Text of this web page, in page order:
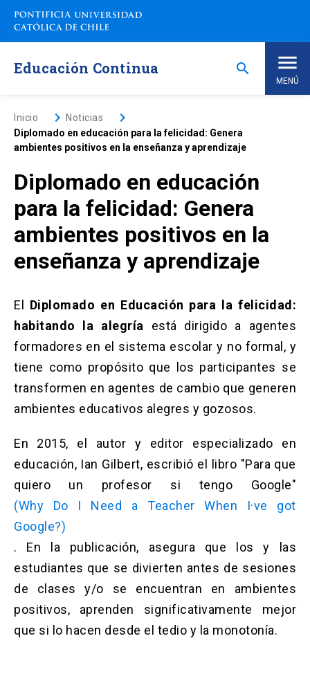
Saltar
contenido
Educación Continua search
MENÚ
Inicio
Nosotros
Programas de Estudio
Programas Corporativos
Noticias
Solicitud Certificados keyboard_arrow_right
(El
enlace
se
en
una
nueva
pestaña)
Portal Empresas keyboard_arrow_right
(El
enlace
abre
en
pestaña)
Pagos y Convenios keyboard_arrow_right
(El
se
en
una
nueva
pestaña)
Biblioteca
(El
se
abre
en
una
nueva
pestaña)
Mi Portal UC launch
(El
se
abre
nueva
pestaña)
Correo launch
(El
enlace
se
abre
en
una
nueva
pestaña)
Inicio keyboard_arrow_rightNoticias keyboard_arrow_right
Diplomado en educación para la felicidad: Genera
ambientes positivos en la enseñanza y aprendizaje
Diplomado en educación
para la felicidad: Genera
ambientes positivos en la
enseñanza y aprendizaje
El Diplomado en Educación para la felicidad:
habitando la alegría está dirigido a agentes
formadores en el sistema escolar y no formal, y
tiene como propósito que los participantes se
transformen en agentes de cambio que generen
ambientes educativos alegres y gozosos.
En 2015, el autor y editor especializado en
educación, Ian Gilbert, escribió el libro "Para que
quiero un profesor si tengo Google"
(Why Do I Need a Teacher When I·ve got
Google?)
. En la publicación, asegura que los y las
estudiantes que se divierten antes de sesiones
de clases y/o se encuentran en ambientes
positivos, aprenden significativamente mejor
que si lo hacen desde el tedio y la monotonía.